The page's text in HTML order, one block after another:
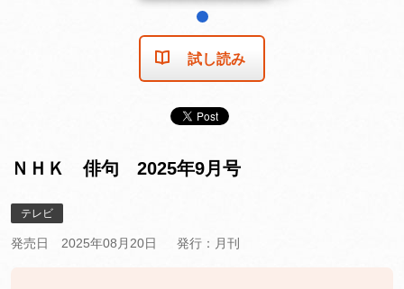
試し読み
ＮＨＫ 俳句 2025年9月号
テレビ
発売日 2025年08月20日 発行：月刊